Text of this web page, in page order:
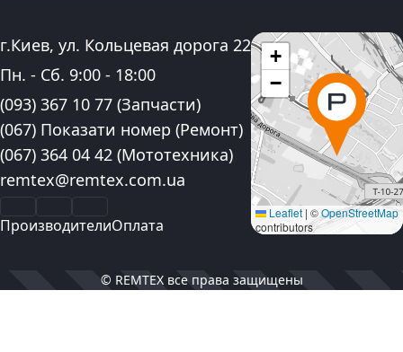
Адрес:
г.Киев, ул. Кольцевая дорога 22
График работы:
Пн. - Сб. 9:00 - 18:00
Контактные номера телефона:
(093) 367 10 77 (Запчасти)
(067) Показати номер (Ремонт)
(067) 364 04 42 (Мототехника)
Электронная почта:
remtex@remtex.com.ua
ПроизводителиОплата
+
−
Leaflet | ©OpenStreetMap
contributors
© REMTEX все права защищены